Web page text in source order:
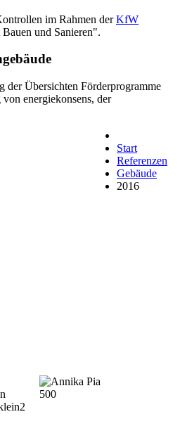
im Rahmen derKfW
und Sanieren".
der Übersichten Förderprogramme
energiekonsens, der
Start
Referenzen
Gebäude
2016